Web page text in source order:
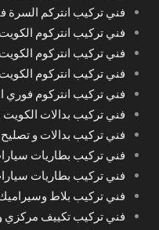
فني تركيب انتركم السرة
فني تركيب انتركوم الكويت 69622758 فوري
فني تركيب انتركوم
فني تركيب انتركوم الكويت66428585
فني تركيب انتركوم فوري
فني تركيب بدالات الكويت 66425858
فني تركيب بدالات و
فني تركيب بطاريات
فني تركيب بطاريات
فني تركيب بلاط وسيراميك
فني تركيب تكييف مركزي